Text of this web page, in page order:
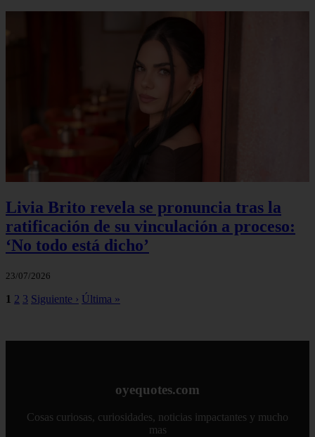
Livia Brito revela se pronuncia tras la
ratificación de su vinculación a proceso:
‘No todo está dicho’
23/07/2026
1 2 3 Siguiente › Última »
oyequotes.com
Cosas curiosas, curiosidades, noticias impactantes y mucho
mas